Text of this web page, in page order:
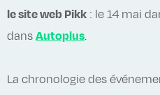
le site web Pikk : le 14 mai
dans Autoplus.
La chronologie des